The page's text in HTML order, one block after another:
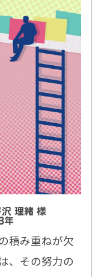
沢 理緒 様
年
積み重ねが欠
、その努力の